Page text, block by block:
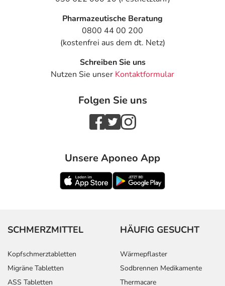
Pharmazeutische Beratung
0800 44 00 200
(kostenfrei aus dem dt. Netz)
Schreiben Sie uns
Nutzen Sie unser Kontaktformular
Folgen Sie uns
Unsere Aponeo App
SCHMERZMITTEL
Kopfschmerztabletten
Migräne Tabletten
ASS Tabletten
HÄUFIG GESUCHT
Wärmepflaster
Sodbrennen Medikamente
Thermacare